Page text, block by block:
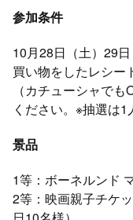
参加条件
10月28日（土）29
買い物をしたレシー
（カチューシャで
ください。※抽選は
景品
1等：ボーネルンド
2等：映画親子チケ